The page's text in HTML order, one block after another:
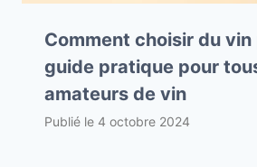
Comment choisir du vin
guide pratique pour
amateurs de vin
Publié le 4 octobre 2024